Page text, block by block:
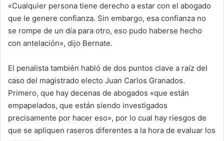
«Cualquier persona tiene derecho a estar con el abogado
que le genere confianza. Sin embargo, esa confianza no
se rompe de un día para otro, eso pudo haberse hecho
con antelación», dijo Bernate.
El penalista también habló de dos puntos clave a raíz del
caso del magistrado electo Juan Carlos Granados.
Primero, que hay decenas de abogados «que están
empapelados, que están siendo investigados
precisamente por hacer eso», por lo cual hay riesgos de
que se apliquen raseros diferentes a la hora de evaluar los